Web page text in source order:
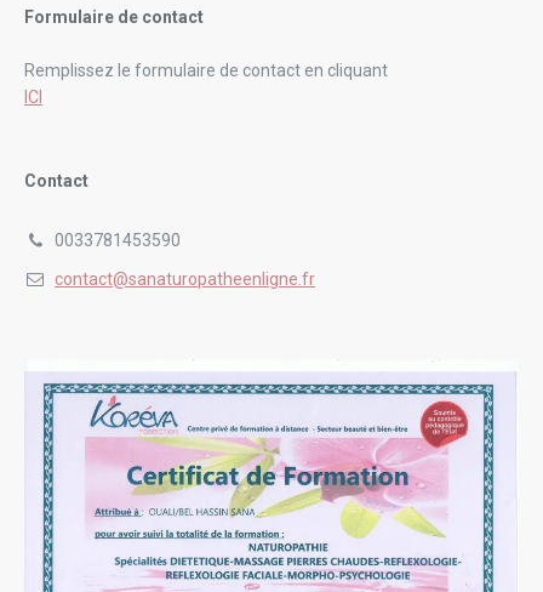
Formulaire de contact
Remplissez le formulaire de contact en cliquant
ICI
Contact
0033781453590
contact@sanaturopatheenligne.fr